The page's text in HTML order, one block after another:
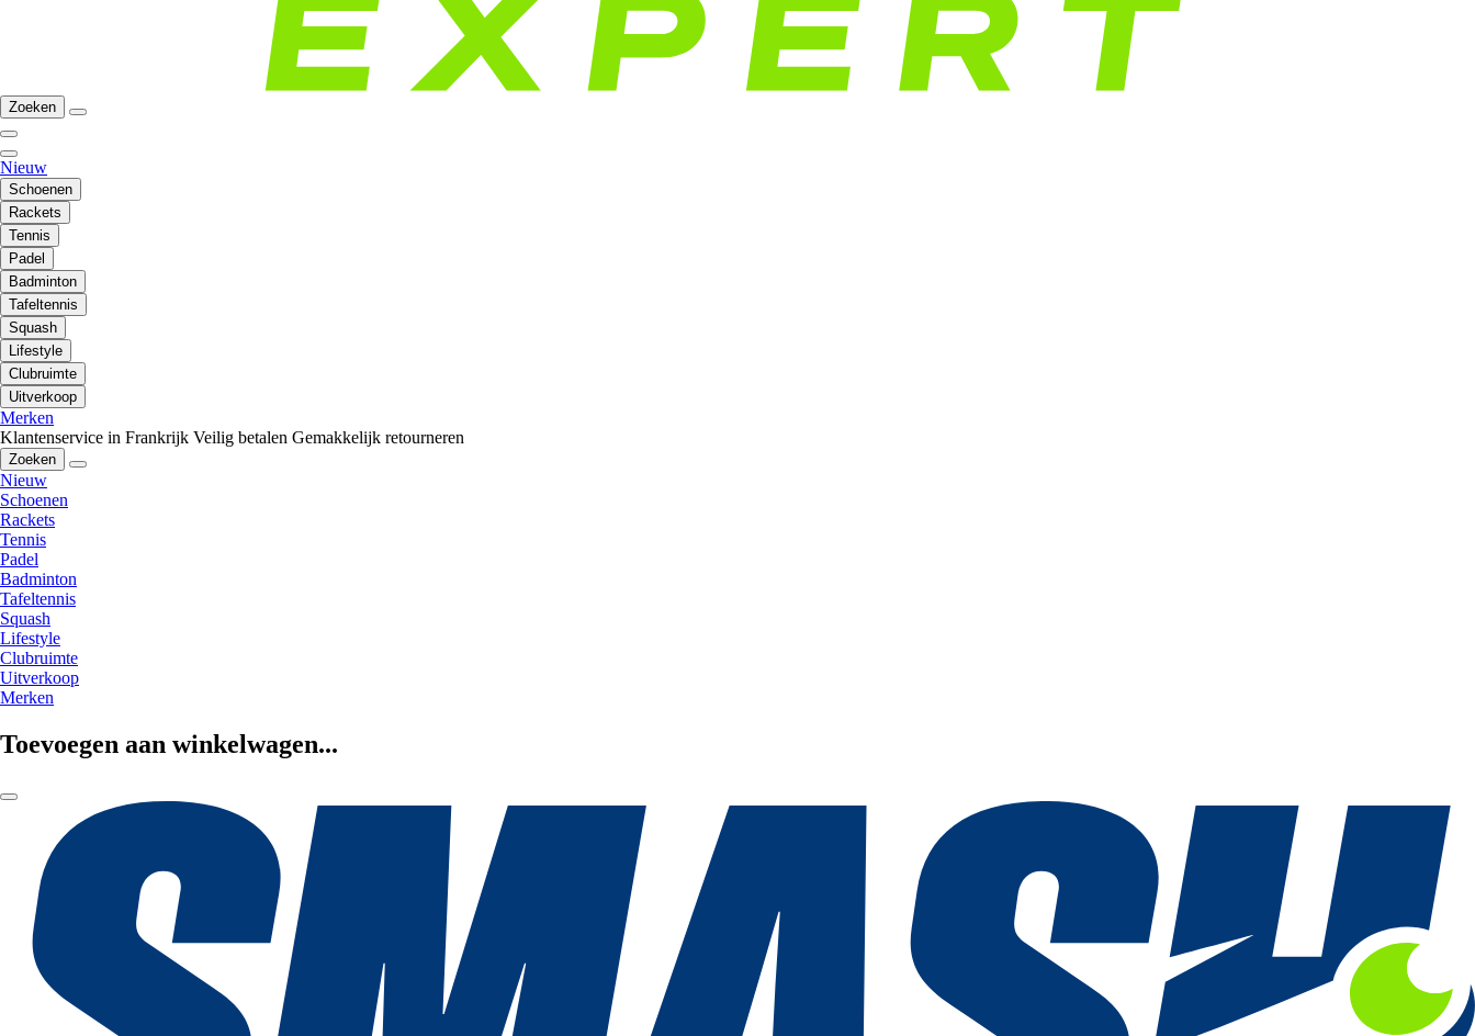
Zoeken
Nieuw
Schoenen
Rackets
Tennis
Padel
Badminton
Tafeltennis
Squash
Lifestyle
Clubruimte
Uitverkoop
Merken
Klantenservice in Frankrijk Veilig betalen Gemakkelijk retourneren
Zoeken
Nieuw
Schoenen
Rackets
Tennis
Padel
Badminton
Tafeltennis
Squash
Lifestyle
Clubruimte
Uitverkoop
Merken
Toevoegen aan winkelwagen...